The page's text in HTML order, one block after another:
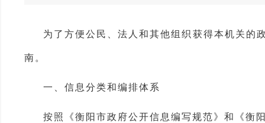
为了方便公民、法人和其他组织获得本机关的
南。
一、信息分类和编排体系
按照《衡阳市政府公开信息编写规范》和《衡